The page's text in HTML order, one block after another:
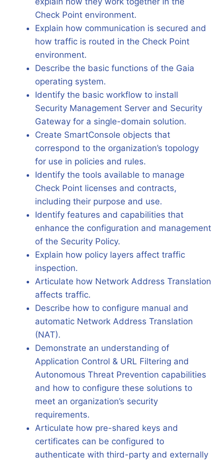
Check Point environment.
Explain how communication is secured and
how traffic is routed in the Check Point
environment.
Describe the basic functions of the Gaia
operating system.
Identify the basic workflow to install
Security Management Server and Security
Gateway for a single-domain solution.
Create SmartConsole objects that
correspond to the organization’s topology
for use in policies and rules.
Identify the tools available to manage
Check Point licenses and contracts,
including their purpose and use.
Identify features and capabilities that
enhance the configuration and management
of the Security Policy.
Explain how policy layers affect traffic
inspection.
Articulate how Network Address Translation
affects traffic.
Describe how to configure manual and
automatic Network Address Translation
(NAT).
Demonstrate an understanding of
Application Control & URL Filtering and
Autonomous Threat Prevention capabilities
and how to configure these solutions to
meet an organization’s security
requirements.
Articulate how pre-shared keys and
certificates can be configured to
authenticate with third-party and externally